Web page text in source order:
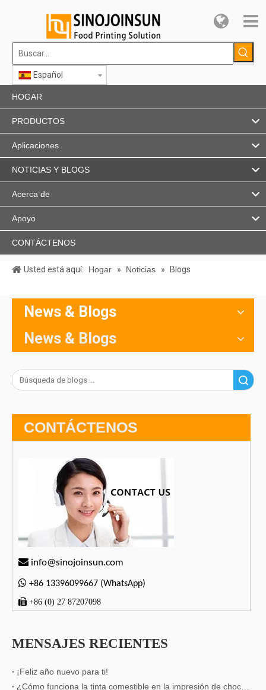
Español
HOGAR
PRODUCTOS
Aplicaciones
NOTICIAS Y BLOGS
Acerca de
Apoyo
CONTÁCTENOS
Usted está aquí: Hogar » Noticias » Blogs
News & Blogs
News & Blogs
CONTÁCTENOS
 info@sinojoinsun.com
 +86 13396099667 (WhatsApp)
 +86 (0) 27 87207098
MENSAJES RECIENTES
¡Feliz año nuevo para ti!